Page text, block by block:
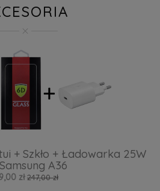
+ Szkło + Ładowarka 25W
A36
zł 247,00 zł